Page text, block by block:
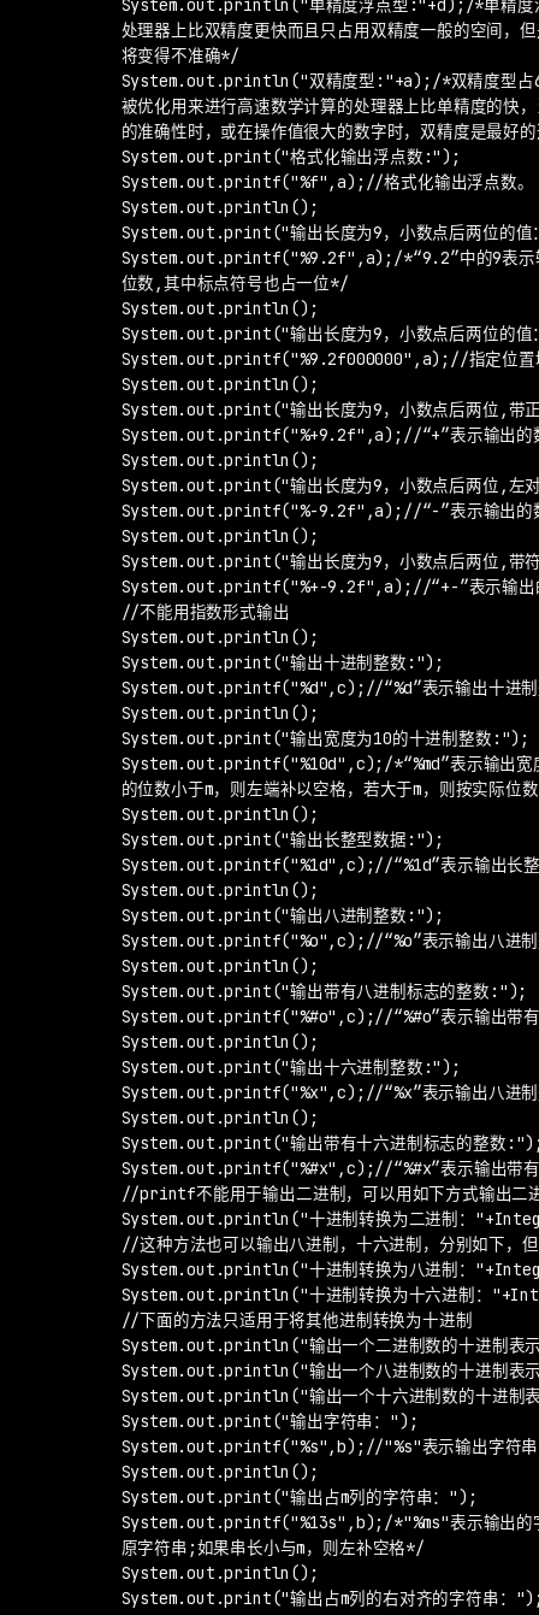
System.out.println("单精度浮点型:"+d);/*单精度浮点
处理器上比双精度更快而且只占用双精度一般的空间，但
将变得不准确*/
System.out.println("双精度型:"+a);/*双精度型占64位
被优化用来进行高速数学计算的处理器上比单精度的快，
的准确性时，或在操作值很大的数字时，双精度是最好
System.out.print("格式化输出浮点数:");
System.out.printf("%f",a);//格式化输出浮点数。
System.out.println();
System.out.print("输出长度为9，小数点后两位的
System.out.printf("%9.2f",a);/*“9.2”中的9表示输出
位数,其中标点符号也占一位*/
System.out.println();
System.out.print("输出长度为9，小数点后两位的
System.out.printf("%9.2f000000",a);//指定位置
System.out.println();
System.out.print("输出长度为9，小数点后两位,带正
System.out.printf("%+9.2f",a);//“+”表示输出的数
System.out.println();
System.out.print("输出长度为9，小数点后两位,左对
System.out.printf("%-9.2f",a);//“-”表示输出的数左
System.out.println();
System.out.print("输出长度为9，小数点后两位,带符号
System.out.printf("%+-9.2f",a);//“+-”表示输出的数
//不能用指数形式输出
System.out.println();
System.out.print("输出十进制整数:");
System.out.printf("%d",c);//“%d”表示输出十进制
System.out.println();
System.out.print("输出宽度为10的十进制整数:");
System.out.printf("%10d",c);/*“%md”表示输出宽度为
的位数小于m，则左端补以空格，若大于m，则按实际位数
System.out.println();
System.out.print("输出长整型数据:");
System.out.printf("%1d",c);//“%1d”表示输出长整型
System.out.println();
System.out.print("输出八进制整数:");
System.out.printf("%o",c);//“%o”表示输出八进制整
System.out.println();
System.out.print("输出带有八进制标志的整数:");
System.out.printf("%#o",c);//“%#o”表示输出带有八
System.out.println();
System.out.print("输出十六进制整数:");
System.out.printf("%x",c);//“%x”表示输出八进制
System.out.println();
System.out.print("输出带有十六进制标志的整数
System.out.printf("%#x",c);//“%#x”表示输出带有十六
//printf不能用于输出二进制，可以用如下方式输出二
System.out.println("十进制转换为二进制：
//这种方法也可以输出八进制，十六进制，分别如下，但
System.out.println("十进制转换为八进制：
System.out.println("十进制转换为十六进制：
//下面的方法只适用于将其他进制转换为十进制
System.out.println("输出一个二进制数的十进制表
System.out.println("输出一个八进制数的十进制表
System.out.println("输出一个十六进制数的十进制
System.out.print("输出字符串：");
System.out.printf("%s",b);//"%s"表示输出字符串，当
System.out.println();
System.out.print("输出占m列的字符串：");
System.out.printf("%13s",b);/*"%ms"表示输出的字符串
原字符串;如果串长小与m，则左补空格*/
System.out.println();
System.out.print("输出占m列的右对齐的字符串：